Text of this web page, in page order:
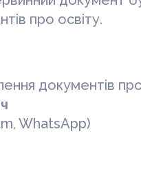
про освіту.
документів
WhatsApp)